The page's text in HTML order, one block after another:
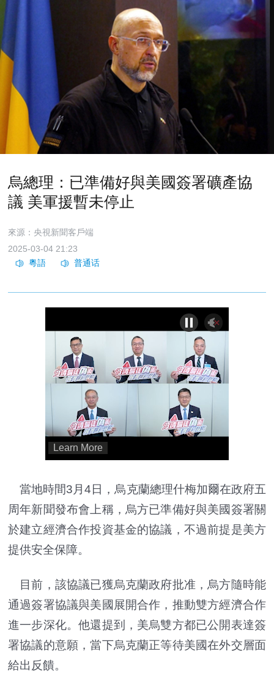
烏總理：已準備好與美國簽署礦產協
議 美軍援暫未停止
來源：央視新聞客戶端
2025-03-04 21:23
當地時間3月4日，烏克蘭總理什梅加爾在政府五
周年新聞發布會上稱，烏方已準備好與美國簽署關
於建立經濟合作投資基金的協議，不過前提是美方
提供安全保障。
目前，該協議已獲烏克蘭政府批准，烏方隨時能
通過簽署協議與美國展開合作，推動雙方經濟合作
進一步深化。他還提到，美烏雙方都已公開表達簽
署協議的意願，當下烏克蘭正等待美國在外交層面
給出反饋。